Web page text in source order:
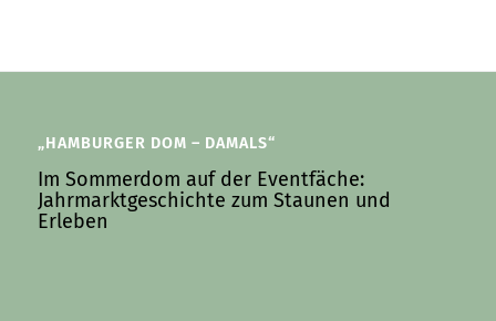
„HAMBURGER DOM – DAMALS“
Im Sommerdom auf der Eventfäche:
Jahrmarktgeschichte zum Staunen und
Erleben